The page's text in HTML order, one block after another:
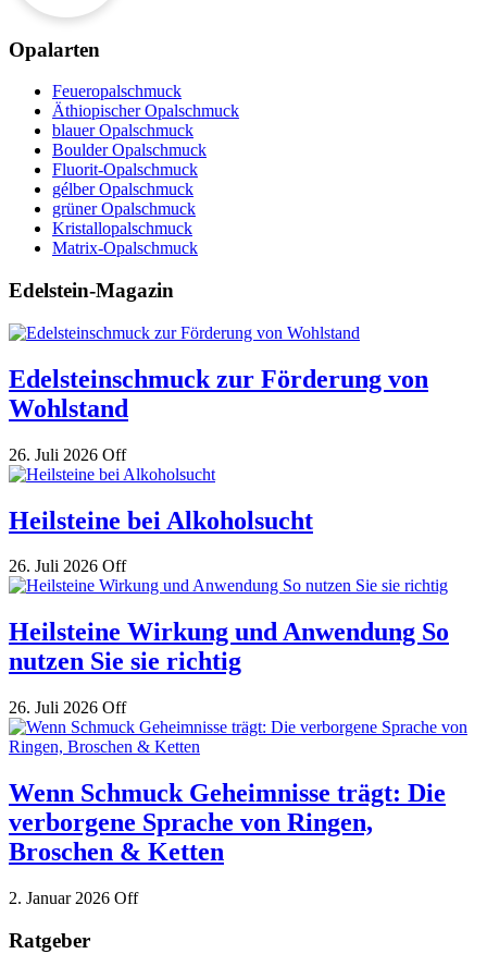
Opalarten
Feueropalschmuck
Äthiopischer Opalschmuck
blauer Opalschmuck
Boulder Opalschmuck
Fluorit-Opalschmuck
gélber Opalschmuck
grüner Opalschmuck
Kristallopalschmuck
Matrix-Opalschmuck
Edelstein-Magazin
Edelsteinschmuck zur Förderung von
Wohlstand
26. Juli 2026 Off
Heilsteine bei Alkoholsucht
26. Juli 2026 Off
Heilsteine Wirkung und Anwendung So
nutzen Sie sie richtig
26. Juli 2026 Off
Wenn Schmuck Geheimnisse trägt: Die
verborgene Sprache von Ringen,
Broschen & Ketten
2. Januar 2026 Off
Ratgeber